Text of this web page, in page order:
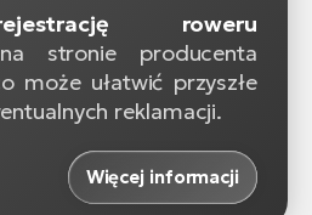
roweru
stronie producenta
może ułatwić przyszłe
reklamacji.
Więcej informacji